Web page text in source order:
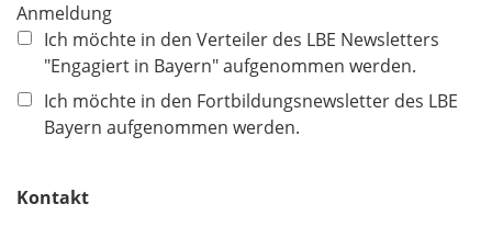
e
l
d
Anmeldung
Ich möchte in den Verteiler des LBE Newsletters
"Engagiert in Bayern" aufgenommen werden.
Ich möchte in den Fortbildungsnewsletter des LBE
Bayern aufgenommen werden.
Kontakt